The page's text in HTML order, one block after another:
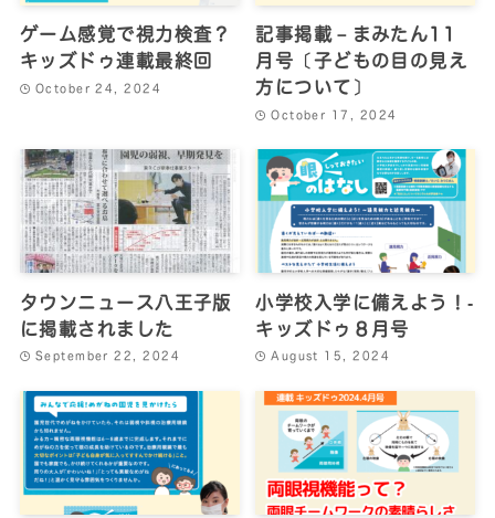
ゲーム感覚で視力検査？
キッズドゥ連載最終回
October 24, 2024
記事掲載－まみたん11
月号〔子どもの目の見え
方について〕
October 17, 2024
タウンニュース八王子版
に掲載されました
September 22, 2024
小学校入学に備えよう！‐
キッズドゥ８月号
August 15, 2024